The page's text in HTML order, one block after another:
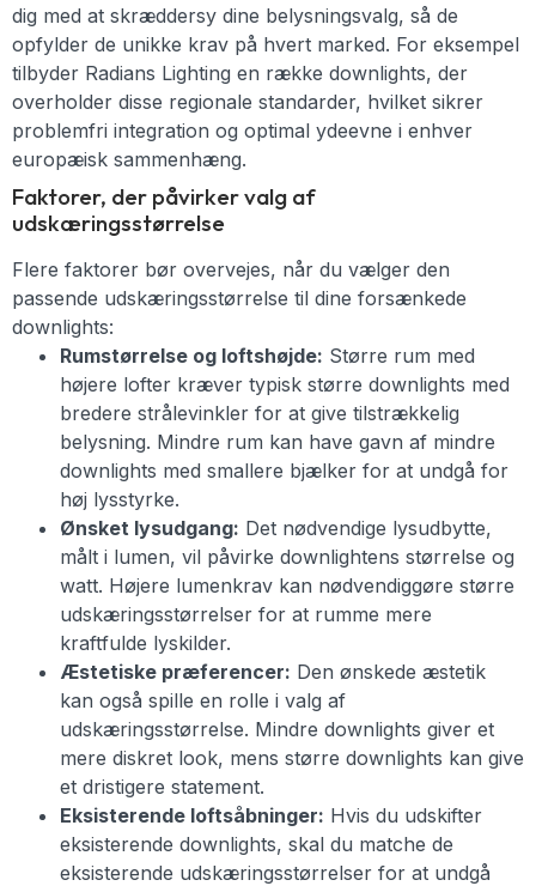
dig med at skræddersy dine belysningsvalg, så de
opfylder de unikke krav på hvert marked. For eksempel
tilbyder Radians Lighting en række downlights, der
overholder disse regionale standarder, hvilket sikrer
problemfri integration og optimal ydeevne i enhver
europæisk sammenhæng.
Faktorer, der påvirker valg af
udskæringsstørrelse
Flere faktorer bør overvejes, når du vælger den
passende udskæringsstørrelse til dine forsænkede
downlights:
Rumstørrelse og loftshøjde: Større rum med
højere lofter kræver typisk større downlights med
bredere strålevinkler for at give tilstrækkelig
belysning. Mindre rum kan have gavn af mindre
downlights med smallere bjælker for at undgå for
høj lysstyrke.
Ønsket lysudgang: Det nødvendige lysudbytte,
målt i lumen, vil påvirke downlightens størrelse og
watt. Højere lumenkrav kan nødvendiggøre større
udskæringsstørrelser for at rumme mere
kraftfulde lyskilder.
Æstetiske præferencer: Den ønskede æstetik
kan også spille en rolle i valg af
udskæringsstørrelse. Mindre downlights giver et
mere diskret look, mens større downlights kan give
et dristigere statement.
Eksisterende loftsåbninger: Hvis du udskifter
eksisterende downlights, skal du matche de
eksisterende udskæringsstørrelser for at undgå